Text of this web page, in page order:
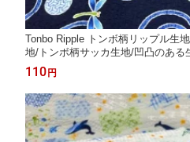
Tonbo Ripple トンボ柄リップル生
地/トンボ柄サッカ生地/凹凸のある
110 円